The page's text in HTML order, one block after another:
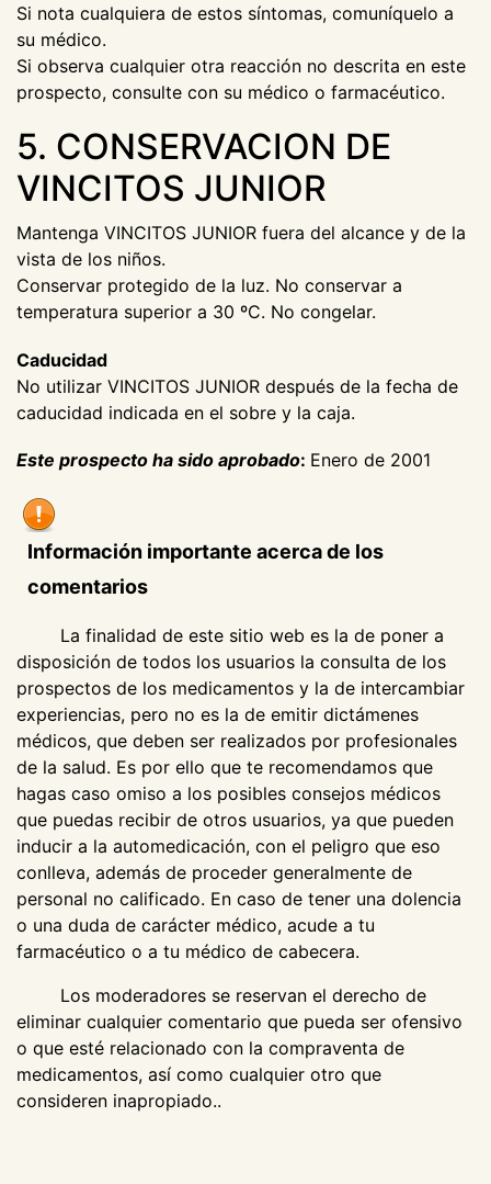
Si nota cualquiera de estos síntomas, comuníquelo a
su médico.
Si observa cualquier otra reacción no descrita en este
prospecto, consulte con su médico o farmacéutico.
5. CONSERVACION DE
VINCITOS JUNIOR
Mantenga VINCITOS JUNIOR fuera del alcance y de la
vista de los niños.
Conservar protegido de la luz. No conservar a
temperatura superior a 30 ºC. No congelar.
Caducidad
No utilizar VINCITOS JUNIOR después de la fecha de
caducidad indicada en el sobre y la caja.
Este prospecto ha sido aprobado: Enero de 2001
Información importante acerca de los
comentarios
La finalidad de este sitio web es la de poner a
disposición de todos los usuarios la consulta de los
prospectos de los medicamentos y la de intercambiar
experiencias, pero no es la de emitir dictámenes
médicos, que deben ser realizados por profesionales
de la salud. Es por ello que te recomendamos que
hagas caso omiso a los posibles consejos médicos
que puedas recibir de otros usuarios, ya que pueden
inducir a la automedicación, con el peligro que eso
conlleva, además de proceder generalmente de
personal no calificado. En caso de tener una dolencia
o una duda de carácter médico, acude a tu
farmacéutico o a tu médico de cabecera.
Los moderadores se reservan el derecho de
eliminar cualquier comentario que pueda ser ofensivo
o que esté relacionado con la compraventa de
medicamentos, así como cualquier otro que
consideren inapropiado..